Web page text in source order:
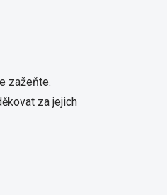
zažeňte.
za jejich